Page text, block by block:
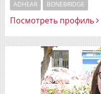
ADHEAR BONEBRIDGE
Посмотреть профиль